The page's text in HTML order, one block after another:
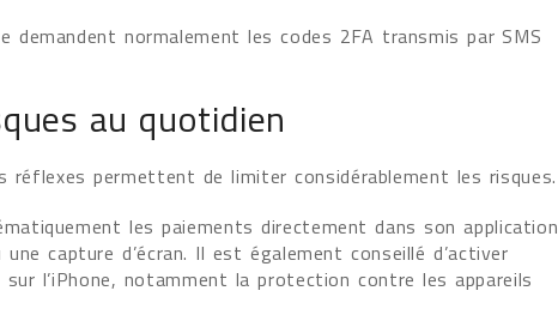
demandent normalement les codes 2FA transmis par SMS
au quotidien
réflexes permettent de limiter considérablement les risques.
les paiements directement dans son application
capture d’écran. Il est également conseillé d’activer
l’iPhone, notamment la protection contre les appareils